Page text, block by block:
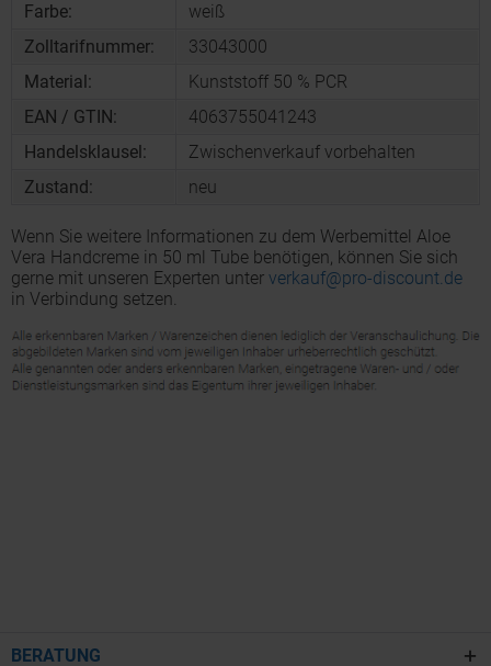
Farbe:
weiß
Zolltarifnummer:
33043000
Material:
Kunststoff 50 % PCR
EAN / GTIN:
4063755041243
Handelsklausel:
Zwischenverkauf vorbehalten
Zustand:
neu
Wenn Sie weitere Informationen zu dem Werbemittel Aloe
Vera Handcreme in 50 ml Tube benötigen, können Sie sich
gerne mit unseren Experten unter verkauf@pro-discount.de
in Verbindung setzen.
BERATUNG